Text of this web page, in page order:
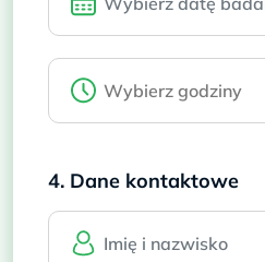
4. Dane kontaktowe